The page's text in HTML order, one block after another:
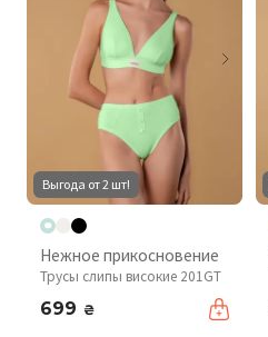
Выгода от 2 шт!
Нежное прикосновение
Трусы слипы високие 201GT
699 ₴